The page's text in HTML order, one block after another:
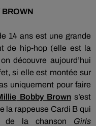
BROWN
14 ans est une grande
de hip-hop (elle est la
découvre aujourd’hui
si elle est montée sur
uniquement pour faire
Bobby Browns’est
la rappeuse Cardi B qui
de la chanson Girls